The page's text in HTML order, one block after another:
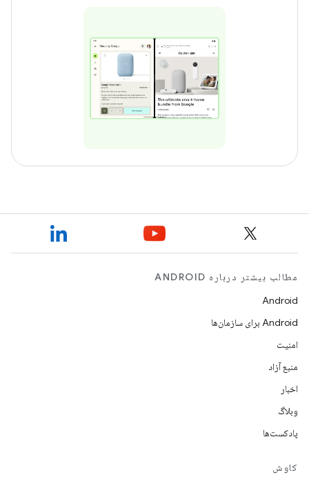
مطالب بیشتر درباره ANDROID
Android
Android برای سازمان‌ها
امنیت
منبع آزاد
اخبار
وبلاگ
پادکست‌ها
کاوش